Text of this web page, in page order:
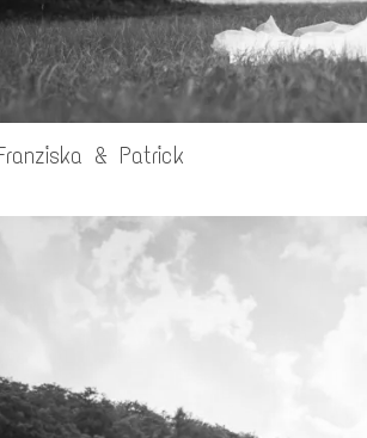
& Patrick